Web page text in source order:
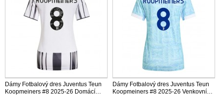
Dámy Fotbalový dres Juventus Teun
Koopmeiners #8 2025-26 Domácí
Dámy Fotbalový dres Juventus Teun
Koopmeiners #8 2025-26 Venkovní